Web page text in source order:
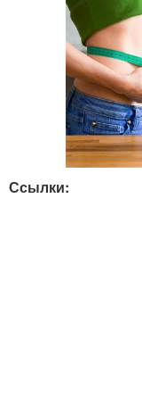
Ссылки: